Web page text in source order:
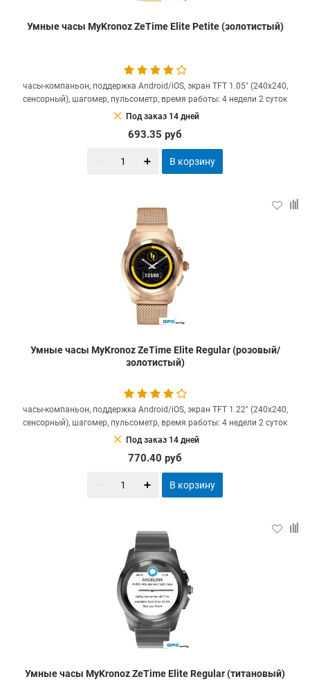
Умные часы MyKronoz ZeTime Elite Petite (золотистый)
часы-компаньон, поддержка Android/iOS, экран TFT 1.05" (240x240,
сенсорный), шагомер, пульсометр, время работы: 4 недели 2 суток
clear Под заказ 14 дней
693.35 руб
В корзину
Умные часы MyKronoz ZeTime Elite Regular (розовый/
золотистый)
часы-компаньон, поддержка Android/iOS, экран TFT 1.22" (240x240,
сенсорный), шагомер, пульсометр, время работы: 4 недели 2 суток
clear Под заказ 14 дней
770.40 руб
В корзину
Умные часы MyKronoz ZeTime Elite Regular (титановый)